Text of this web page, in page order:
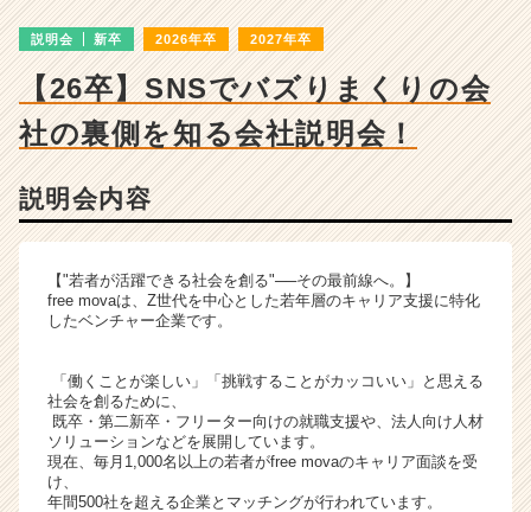
ャ
ー・
成
長
企
業
ス
ウ
ト
が
く
活
サ
ト
説明会 新卒 2026年卒 2027年卒
【26卒】SNSでバズりまくりの会
社の裏側を知る会社説明会！
説明会内容
【"若者が活躍できる社会を創る"──その最前線へ。】
free movaは、Z世代を中心とした若年層のキャリア支援に特化
したベンチャー企業です。
「働くことが楽しい」「挑戦することがカッコいい」と思える
社会を創るために、
既卒・第二新卒・フリーター向けの就職支援や、法人向け人材
ソリューションなどを展開しています。
現在、毎月1,000名以上の若者がfree movaのキャリア面談を受
け、
年間500社を超える企業とマッチングが行われています。